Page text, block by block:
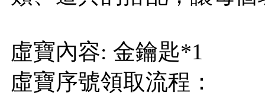
虛寶內容: 金鑰匙*1
虛寶序號領取流程：